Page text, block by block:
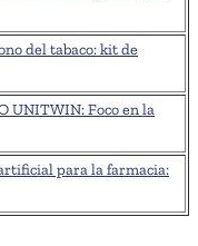
del tabaco: kit de
UNITWIN: Foco en la
para la farmacia: